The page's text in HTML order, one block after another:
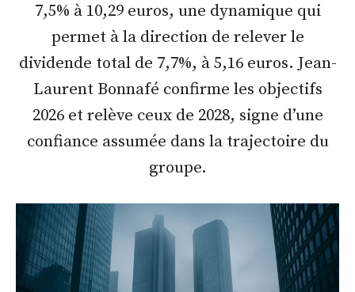
7,5% à 10,29 euros, une dynamique qui
permet à la direction de relever le
dividende total de 7,7%, à 5,16 euros. Jean-
Laurent Bonnafé confirme les objectifs
2026 et relève ceux de 2028, signe d’une
confiance assumée dans la trajectoire du
groupe.